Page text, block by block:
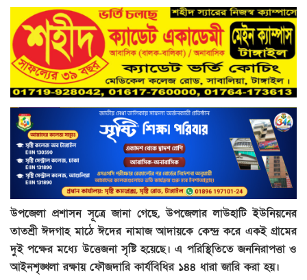
উপজেলা প্রশাসন সূত্রে জানা গেছে, উপজেলার লাউহাটি ইউনিয়নের
তাতশ্রী ঈদগাহ মাঠে ঈদের নামাজ আদায়কে কেন্দ্র করে একই গ্রামের
দুই পক্ষের মধ্যে উত্তেজনা সৃষ্টি হয়েছে। এ পরিস্থিতিতে জননিরাপত্তা ও
আইনশৃঙ্খলা রক্ষায় ফৌজদারি কার্যবিধির ১৪৪ ধারা জারি করা হয়।